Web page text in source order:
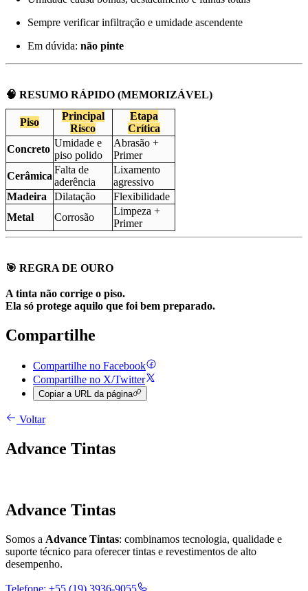
Sempre verificar infiltração e umidade ascendente
Em dúvida: não pinte
🧠 RESUMO RÁPIDO (MEMORIZÁVEL)
Piso
Principal
Risco
Etapa
Crítica
Concreto
Umidade e
piso polido
Abrasão +
Primer
Cerâmica
Falta de
aderência
Lixamento
agressivo
Madeira
Dilatação
Flexibilidade
Metal
Corrosão
Limpeza +
Primer
🎯 REGRA DE OURO
A tinta não corrige o piso.
Ela só protege aquilo que foi bem preparado.
Compartilhe
Compartilhe no Facebook
Compartilhe no X/Twitter
Copiar a URL da página
Voltar
Advance Tintas
Advance Tintas
Somos a Advance Tintas: combinamos tecnologia, qualidade e
suporte técnico para oferecer tintas e revestimentos de alto
desempenho.
Telefone: +55 (19) 3936-9055